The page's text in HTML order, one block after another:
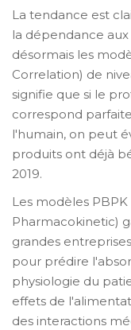
La tendance est
la dépendance
désormais les
Correlation) de
signifie que si le
correspond
l'humain, on peut
produits ont déjà
2019.
Les modèles
Pharmacokinetic)
grandes
pour prédire
physiologie du
effets de
des interactions